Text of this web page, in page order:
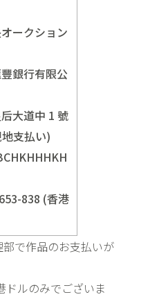
ークション
銀行有限公
大道中 1 號
支払い)
838 (香港
で作品のお支払いが
ドルのみでございま